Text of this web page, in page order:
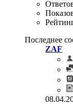
Последнее
ZAF